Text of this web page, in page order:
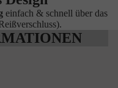
einfach & schnell über das